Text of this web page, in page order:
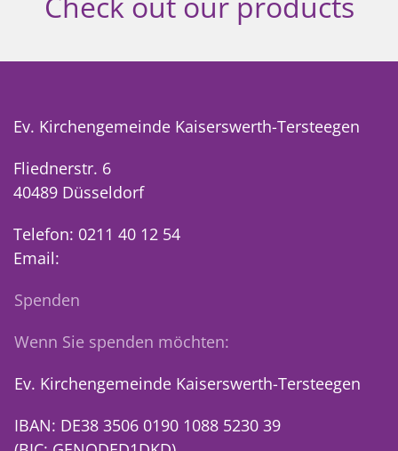
Ev. Kirchengemeinde Kaiserswerth-Tersteegen
Fliednerstr. 6
40489 Düsseldorf
Telefon: 0211 40 12 54
Email:
Spenden
Wenn Sie spenden möchten:
Ev. Kirchengemeinde Kaiserswerth-Tersteegen
IBAN: DE38 3506 0190 1088 5230 39